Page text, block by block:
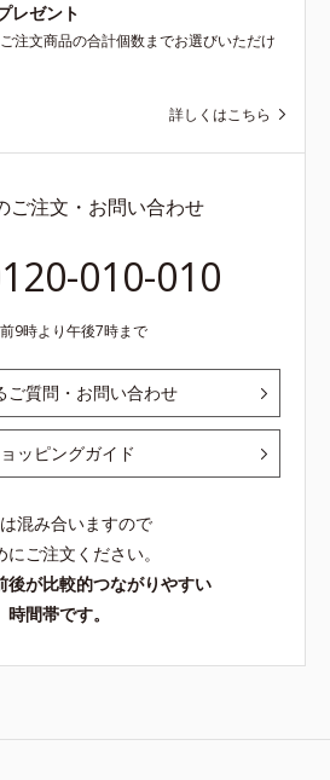
レゼント
注文商品の合計個数までお選びいただけ
詳しくはこちら
ご注文・お問い合わせ
010-010
9時より午後7時まで
ご質問・お問い合わせ
ッピングガイド
混み合いますので
にご注文ください。
後が比較的つながりやすい
時間帯です。